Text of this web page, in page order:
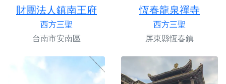
財團法人鎮南王府
西方三聖
台南市安南區
恆春龍泉禪寺
西方三聖
屏東縣恆春鎮